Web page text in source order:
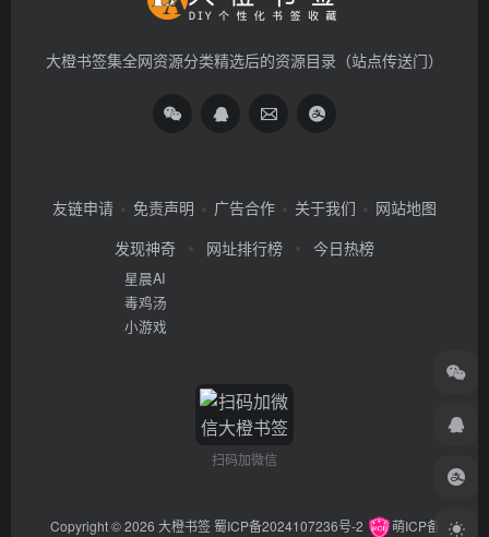
大橙书签集全网资源分类精选后的资源目录（站点传送门）
友链申请 免责声明 广告合作 关于我们
网站地图
发现神奇
星晨AI
毒鸡汤
小游戏
网址排行榜 今日热榜
扫码加微信
Copyright © 2026 大橙书签 蜀ICP备2024107236号-2 萌ICP备